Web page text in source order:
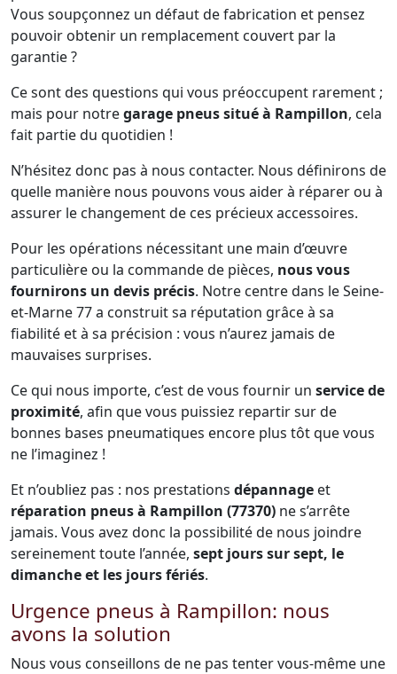
Vous soupçonnez un défaut de fabrication et pensez
pouvoir obtenir un remplacement couvert par la
garantie ?
Ce sont des questions qui vous préoccupent rarement ;
mais pour notregarage pneus situé à Rampillon, cela
fait partie du quotidien !
N’hésitez donc pas à nous contacter. Nous définirons de
quelle manière nous pouvons vous aider à réparer ou à
assurer le changement de ces précieux accessoires.
Pour les opérations nécessitant une main d’œuvre
particulière ou la commande de pièces, nous vous
fournirons un devis précis. Notre centre dans le Seine-
et-Marne 77 a construit sa réputation grâce à sa
fiabilité et à sa précision : vous n’aurez jamais de
mauvaises surprises.
Ce qui nous importe, c’est de vous fournir un service de
proximité, afin que vous puissiez repartir sur de
bonnes bases pneumatiques encore plus tôt que vous
ne l’imaginez !
Et n’oubliez pas : nos prestations dépannage et
réparation pneus à Rampillon (77370) ne s’arrête
jamais. Vous avez donc la possibilité de nous joindre
sereinement toute l’année, sept jours sur sept, le
dimanche et les jours fériés.
Urgence pneus à Rampillon: nous
avons la solution
Nous vous conseillons de ne pas tenter vous-même une